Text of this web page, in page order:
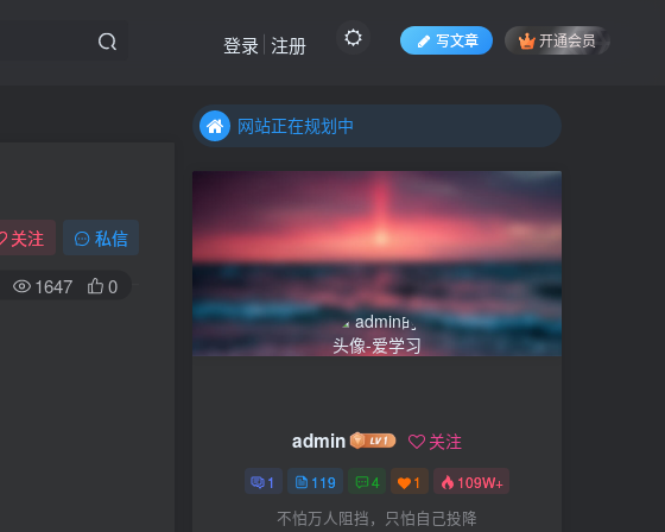
写文章 开通会员
登录 注册
关注 私信
1647 0
网站正在规划中
网站正在规划中
admin 关注
1 119 4 1 109W+
不怕万人阻挡，只怕自己投降